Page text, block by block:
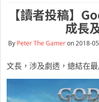
【讀者投稿】
成長
By Peter The Gameron 2018-
文長，涉及劇透，總結在